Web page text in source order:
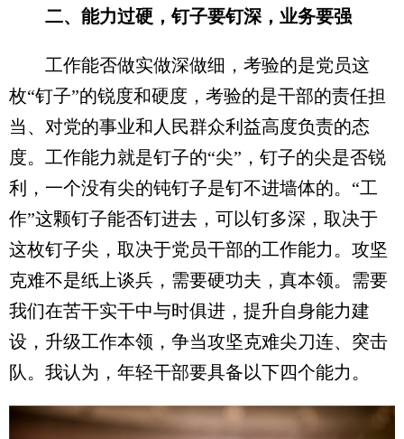
二、能力过硬，钉子要钉深，业务要强
工作能否做实做深做细，考验的是党员这
枚“钉子”的锐度和硬度，考验的是干部的责任担
当、对党的事业和人民群众利益高度负责的态
度。工作能力就是钉子的“尖”，钉子的尖是否锐
利，一个没有尖的钝钉子是钉不进墙体的。“工
作”这颗钉子能否钉进去，可以钉多深，取决于
这枚钉子尖，取决于党员干部的工作能力。攻坚
克难不是纸上谈兵，需要硬功夫，真本领。需要
我们在苦干实干中与时俱进，提升自身能力建
设，升级工作本领，争当攻坚克难尖刀连、突击
队。我认为，年轻干部要具备以下四个能力。